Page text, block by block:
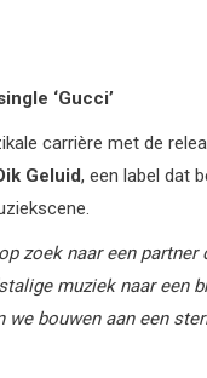
‘Gucci’
carrière met de
Geluid, een label dat
op zoek naar een partner
muziek naar een
we bouwen aan een